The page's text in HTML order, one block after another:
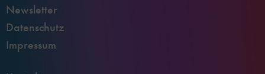
Newsletter
Datenschutz
Impressum